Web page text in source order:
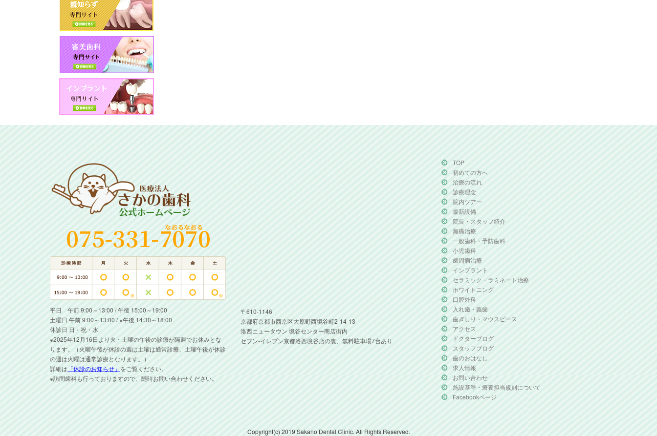
平日 午前 9:00～13:00 / 午後 15:00～19:00
土曜日 午前 9:00～13:00 / ※午後 14:30～18:00
休診日 日・祝・水
※2025年12月16日より火・土曜の午後の診療が隔週でお休みとな
ります。（火曜午後が休診の週は土曜は通常診療、土曜午後が休診
の週は火曜は通常診療となります。）
詳細は 「休診のお知らせ」 をご覧ください。
※訪問歯科も行っておりますので、随時お問い合わせください。
〒610-1146
京都府京都市西京区大原野西境谷町2-14-13
洛西ニュータウン 境谷センター商店街内
セブン-イレブン京都洛西境谷店の裏、無料駐車場7台あり
TOP
初めての方へ
治療の流れ
診療理念
院内ツアー
最新設備
院長・スタッフ紹介
無痛治療
一般歯科・予防歯科
小児歯科
歯周病治療
インプラント
セラミック・ラミネート治療
ホワイトニング
口腔外科
入れ歯・義歯
歯ぎしり・マウスピース
アクセス
ドクターブログ
スタッフブログ
歯のおはなし
求人情報
お問い合わせ
施設基準・療養担当規則について
Facebookページ
Copyright(c) 2019 Sakano Dental Clinic. All Rights Reserved.